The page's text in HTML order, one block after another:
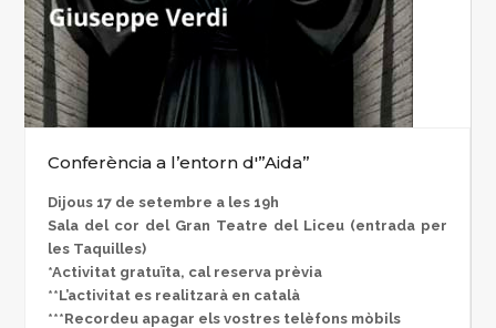
Conferència a l’entorn d'”Aida”
Dijous 17 de setembre a les 19h
Sala del cor del Gran Teatre del Liceu (entrada per
les Taquilles)
*Activitat gratuïta, cal reserva prèvia
**L’activitat es realitzarà en català
***Recordeu apagar els vostres telèfons mòbils